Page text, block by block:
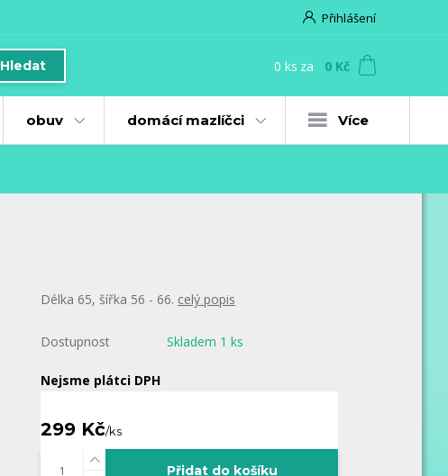
Přihlášení
Hledat 0 ks za 0 Kč
obuv domácí mazlíčci Více
Délka 65, šířka 56 - 66. celý popis
Dostupnost Skladem 1 ks
Nejsme plátci DPH
299 Kč/ks
Přidat do košíku